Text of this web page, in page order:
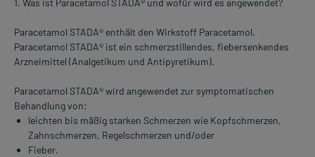
1. Was ist Paracetamol STADA® und wofür wird es angewendet?
Paracetamol STADA® enthält den Wirkstoff Paracetamol.
Paracetamol STADA® ist ein schmerzstillendes, fiebersenkendes
Arzneimittel (Analgetikum und Antipyretikum).
Paracetamol STADA® wird angewendet zur symptomatischen
Behandlung von:
leichten bis mäßig starken Schmerzen wie Kopfschmerzen,
Zahnschmerzen, Regelschmerzen und/oder
Fieber.